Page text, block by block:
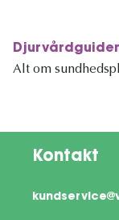
Alt om
Kontakt